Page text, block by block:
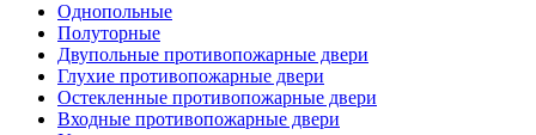
Однопольные
Полуторные
Двупольные противопожарные двери
Глухие противопожарные двери
Остекленные противопожарные двери
Входные противопожарные двери